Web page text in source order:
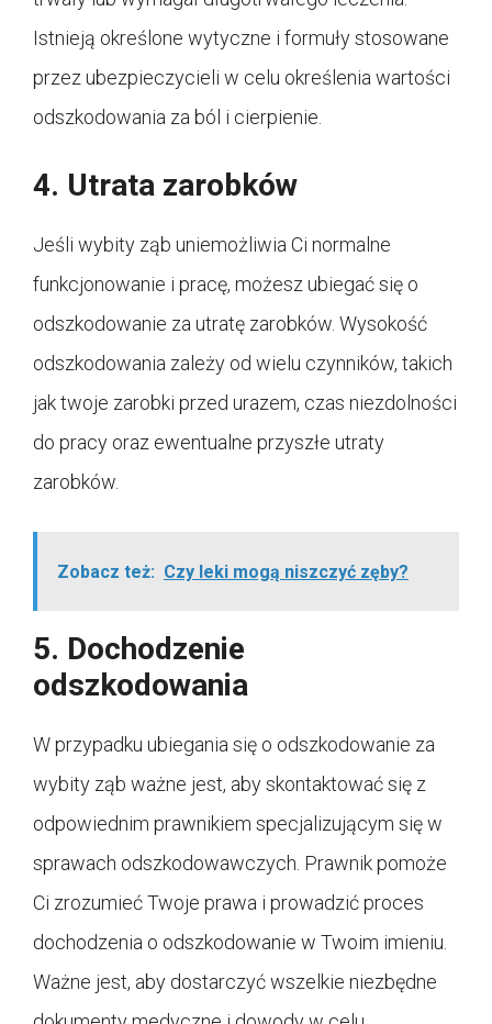
Istnieją określone wytyczne i formuły stosowane
przez ubezpieczycieli w celu określenia wartości
odszkodowania za ból i cierpienie.
4. Utrata zarobków
Jeśli wybity ząb uniemożliwia Ci normalne
funkcjonowanie i pracę, możesz ubiegać się o
odszkodowanie za utratę zarobków. Wysokość
odszkodowania zależy od wielu czynników, takich
jak twoje zarobki przed urazem, czas niezdolności
do pracy oraz ewentualne przyszłe utraty
zarobków.
Zobacz też: Czy leki mogą niszczyć zęby?
5. Dochodzenie
odszkodowania
W przypadku ubiegania się o odszkodowanie za
wybity ząb ważne jest, aby skontaktować się z
odpowiednim prawnikiem specjalizującym się w
sprawach odszkodowawczych. Prawnik pomoże
Ci zrozumieć Twoje prawa i prowadzić proces
dochodzenia o odszkodowanie w Twoim imieniu.
Ważne jest, aby dostarczyć wszelkie niezbędne